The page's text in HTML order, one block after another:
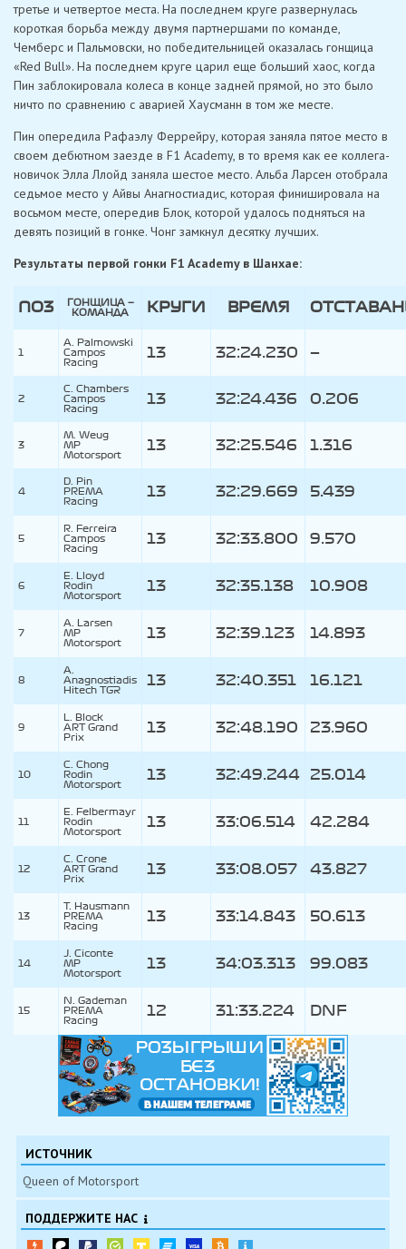
третье и четвертое места. На последнем круге развернулась
короткая борьба между двумя партнершами по команде,
Чемберс и Пальмовски, но победительницей оказалась гонщица
«Red Bull». На последнем круге царил еще больший хаос, когда
Пин заблокировала колеса в конце задней прямой, но это было
ничто по сравнению с аварией Хаусманн в том же месте.
Пин опередила Рафаэлу Феррейру, которая заняла пятое место в
своем дебютном заезде в F1 Academy, в то время как ее коллега-
новичок Элла Ллойд заняла шестое место. Альба Ларсен отобрала
седьмое место у Айвы Анагностиадис, которая финишировала на
восьмом месте, опередив Блок, которой удалось подняться на
девять позиций в гонке. Чонг замкнул десятку лучших.
Результаты первой гонки F1 Academy в Шанхае:
ПОЗ
ГОНЩИЦА —
КОМАНДА
КРУГИ ВРЕМЯ
A. Palmowski
Campos
Racing
13 32:24.230 —
2
C. Chambers
Campos
Racing
13 32:24.436 0.206
3
M. Weug
MP
Motorsport
13 32:25.546 1.316
4
D. Pin
PREMA
Racing
13 32:29.669 5.439
5
R. Ferreira
Campos
Racing
13 32:33.800 9.570
6
E. Lloyd
Rodin
Motorsport
13 32:35.138 10.908
7
A. Larsen
MP
Motorsport
13 32:39.123 14.893
8
A.
Anagnostiadis
Hitech TGR
13 32:40.351 16.121
9
L. Block
ART Grand
Prix
13 32:48.190 23.960
10
C. Chong
Rodin
Motorsport
13 32:49.244 25.014
E. Felbermayr
Rodin
Motorsport
13 33:06.514 42.284
12
C. Crone
ART Grand
Prix
13 33:08.057 43.827
13
T. Hausmann
PREMA
Racing
13 33:14.843 50.613
14
J. Ciconte
MP
Motorsport
13 34:03.313 99.083
15
N. Gademan
PREMA
Racing
12 31:33.224 DNF
ИСТОЧНИК
Queen of Motorsport
ПОДДЕРЖИТЕ НАС